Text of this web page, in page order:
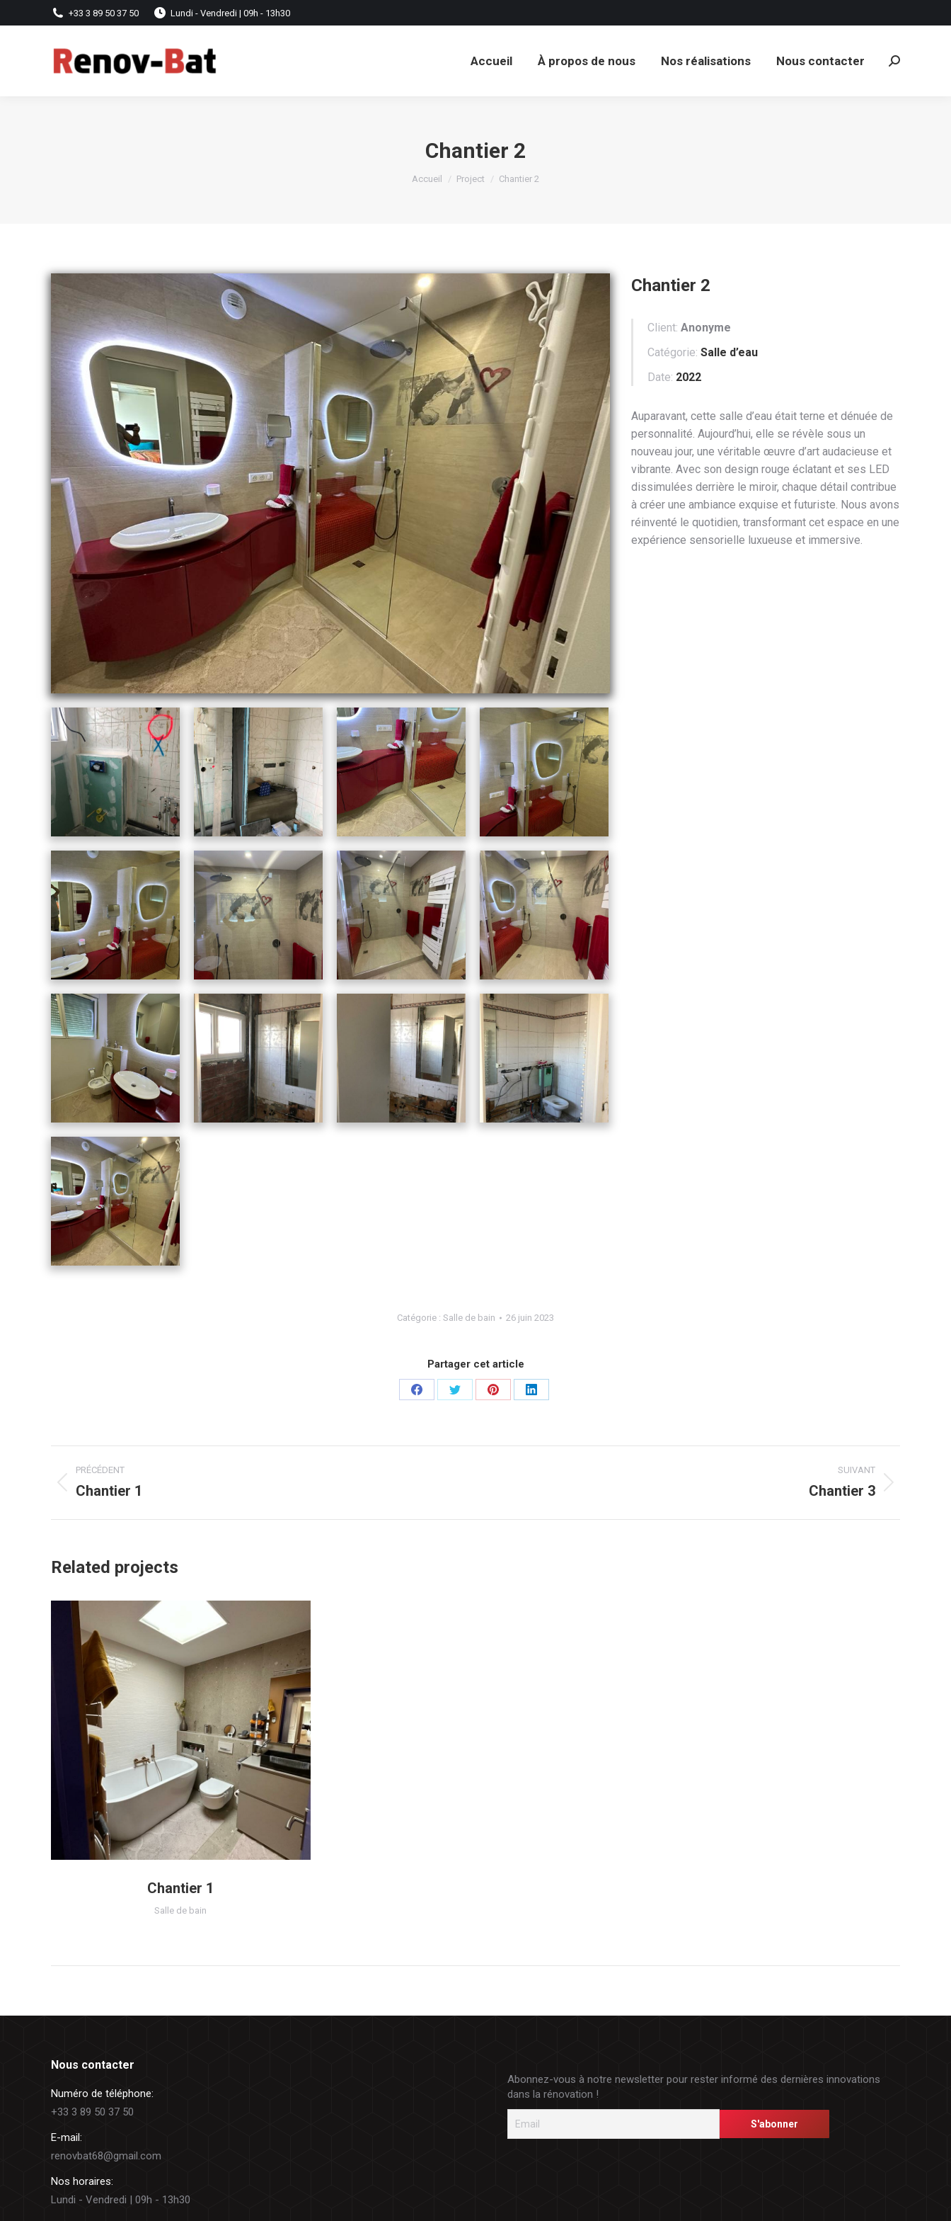
+33 3 89 50 37 50 Lundi - Vendredi | 09h - 13h30
Accueil À propos de nous Nos réalisations Nous contacter
Recherche
Chantier 2
Vous êtes ici :
Accueil Project Chantier 2
Chantier 2
Client: Anonyme
Catégorie: Salle d’eau
Date: 2022
Auparavant, cette salle d’eau était terne et dénuée de
personnalité. Aujourd’hui, elle se révèle sous un
nouveau jour, une véritable œuvre d’art audacieuse et
vibrante. Avec son design rouge éclatant et ses LED
dissimulées derrière le miroir, chaque détail contribue
à créer une ambiance exquise et futuriste. Nous avons
réinventé le quotidien, transformant cet espace en une
expérience sensorielle luxueuse et immersive.
Catégorie : Salle de bain 26 juin 2023
Partager cet article
PartagerPartagerPartagerPartager
Navigation
de
commentaire
PRÉCÉDENT
Onglet
Chantier 1
SUIVANT
Chantier 3
Related projects
Chantier 1
Salle de bain
Nous contacter
Numéro de téléphone:
+33 3 89 50 37 50
E-mail:
renovbat68@gmail.com
Nos horaires:
Lundi - Vendredi | 09h - 13h30
Abonnez-vous à notre newsletter pour rester informé des dernières innovations
dans la rénovation !
Accueil À propos de nous Nos réalisations Nous contacter
Recherche